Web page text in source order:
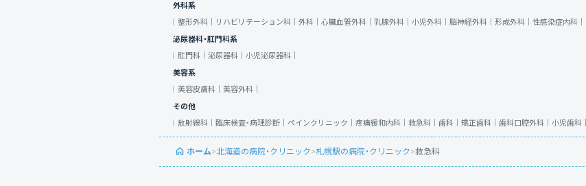
外科系
整形外科｜
リハビリテーション科｜ 外科｜ 心臓血管外科｜ 乳腺外科｜ 小児外科｜ 脳神経外科｜ 形成外科｜ 性感染症内科｜
泌尿器科・肛門科系
肛門科｜ 泌尿器科｜ 小児泌尿器科｜
美容系
美容皮膚科｜ 美容外科｜
その他
放射線科｜ 臨床検査・病理診断｜ ペインクリニック｜ 疼痛緩和内科｜ 救急科｜ 歯科｜ 矯正歯科｜ 歯科口腔外科｜ 小児歯科｜
ホーム>北海道の病院・クリニック>札幌駅の病院・クリニック>救急科